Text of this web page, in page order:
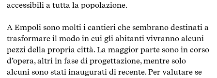
accessibili a tutta la popolazione.
A Empoli sono molti i cantieri che sembrano destinati a
trasformare il modo in cui gli abitanti vivranno alcuni
pezzi della propria città. La maggior parte sono in corso
d’opera, altri in fase di progettazione, mentre solo
alcuni sono stati inaugurati di recente. Per valutare se